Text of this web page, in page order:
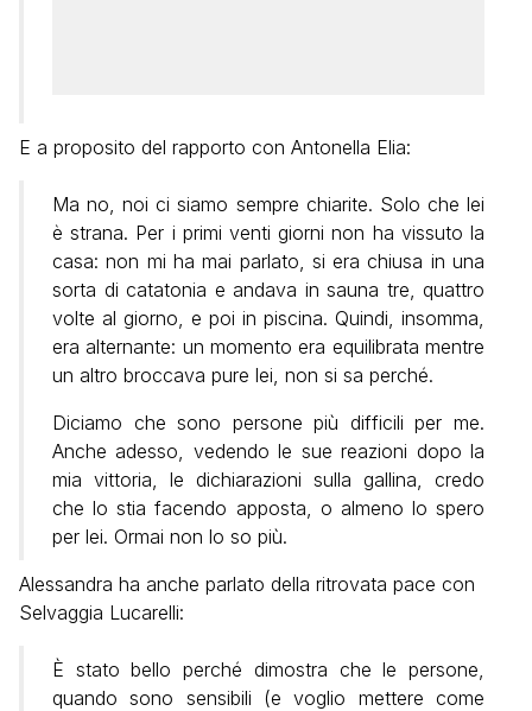
E a proposito del rapporto con Antonella Elia:
Ma no, noi ci siamo sempre chiarite. Solo che lei
è strana. Per i primi venti giorni non ha vissuto la
casa: non mi ha mai parlato, si era chiusa in una
sorta di catatonia e andava in sauna tre, quattro
volte al giorno, e poi in piscina. Quindi, insomma,
era alternante: un momento era equilibrata mentre
un altro broccava pure lei, non si sa perché.
Diciamo che sono persone più difficili per me.
Anche adesso, vedendo le sue reazioni dopo la
mia vittoria, le dichiarazioni sulla gallina, credo
che lo stia facendo apposta, o almeno lo spero
per lei. Ormai non lo so più.
Alessandra ha anche parlato della ritrovata pace con
Selvaggia Lucarelli:
È stato bello perché dimostra che le persone,
quando sono sensibili (e voglio mettere come